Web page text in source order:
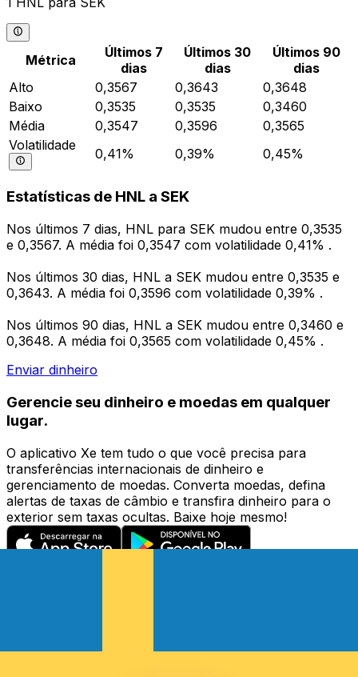
Métrica
Últimos 7
dias
Últimos 30
dias
Últimos 90
dias
Alto
0,3567 0,3643
0,3648
Baixo
0,3535 0,3535
0,3460
Média
0,3547 0,3596
0,3565
Volatilidade
0,41% 0,39% 0,45%
Estatísticas de HNL a SEK
Nos últimos 7 dias, HNL para SEK mudou entre 0,3535
e 0,3567. A média foi 0,3547 com volatilidade 0,41% .
Nos últimos 30 dias, HNL a SEK mudou entre 0,3535 e
0,3643. A média foi 0,3596 com volatilidade 0,39% .
Nos últimos 90 dias, HNL a SEK mudou entre 0,3460 e
0,3648. A média foi 0,3565 com volatilidade 0,45% .
Enviar dinheiro
Gerencie seu dinheiro e moedas em qualquer
lugar.
O aplicativo Xe tem tudo o que você precisa para
transferências internacionais de dinheiro e
gerenciamento de moedas. Converta moedas, defina
alertas de taxas de câmbio e transfira dinheiro para o
exterior sem taxas ocultas. Baixe hoje mesmo!